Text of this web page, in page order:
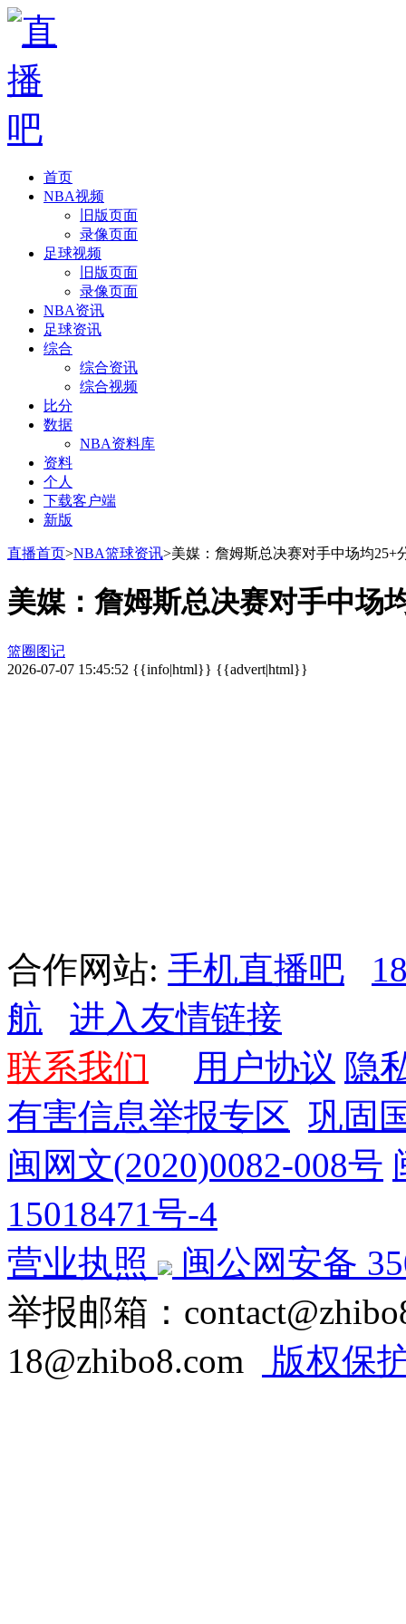
首页
NBA视频
旧版页面
录像页面
足球视频
旧版页面
录像页面
NBA资讯
足球资讯
综合
综合资讯
综合视频
比分
数据
NBA资料库
资料
个人
下载客户端
新版
直播首页>NBA篮球资讯>美媒：詹姆斯总决赛对手中场均25+
美媒：詹姆斯总决赛对手中场
篮圈图记
2026-07-07 15:45:52 {{info|html}} {{advert|html}}
合作网站: 手机直播吧
航
进入友情链接
联系我们
用户协议 隐
有害信息举报专区 巩固
闽网文(2020)0082-008号
15018471号-4
营业执照
闽公网安备
举报邮箱：
18@zhibo8.com
版权保